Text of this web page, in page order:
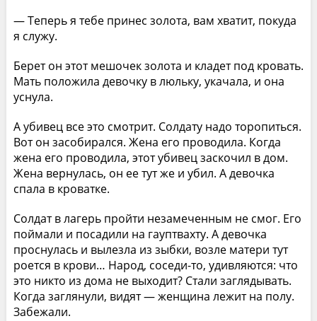
— Теперь я тебе принес золота, вам хватит, покуда
я служу.
Берет он этот мешочек золота и кладет под кровать.
Мать положила девочку в люльку, укачала, и она
уснула.
А убивец все это смотрит. Солдату надо торопиться.
Вот он засобирался. Жена его проводила. Когда
жена его проводила, этот убивец заскочил в дом.
Жена вернулась, он ее тут же и убил. А девочка
спала в кроватке.
Солдат в лагерь пройти незамеченным не смог. Его
поймали и посадили на гауптвахту. А девочка
проснулась и вылезла из зыбки, возле матери тут
роется в крови… Народ, соседи-то, удивляются: что
это никто из дома не выходит? Стали заглядывать.
Когда заглянули, видят — женщина лежит на полу.
Забежали.